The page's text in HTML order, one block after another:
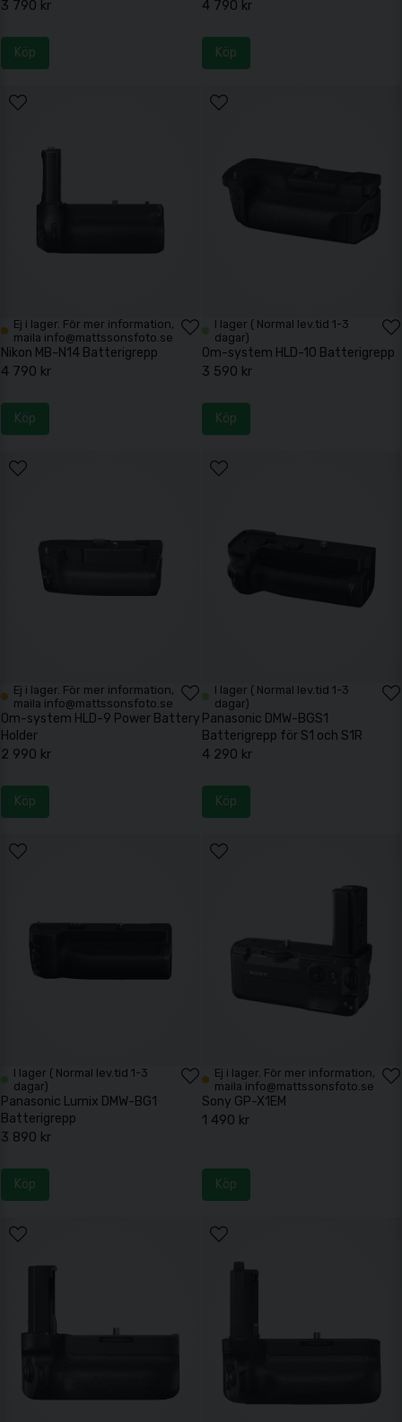
3 790 kr
Köp
4 790 kr
Köp
Ej i lager. För mer information,
maila info@mattssonsfoto.se
Nikon MB-N14 Batterigrepp
4 790 kr
Köp
I lager ( Normal lev.tid 1-3
dagar)
Om-system HLD-10 Batterigrepp
3 590 kr
Köp
Ej i lager. För mer information,
maila info@mattssonsfoto.se
Om-system HLD-9 Power Battery
Holder
2 990 kr
Köp
I lager ( Normal lev.tid 1-3
dagar)
Panasonic DMW-BGS1
Batterigrepp för S1 och S1R
4 290 kr
Köp
I lager ( Normal lev.tid 1-3
dagar)
Panasonic Lumix DMW-BG1
Batterigrepp
3 890 kr
Köp
Ej i lager. För mer information,
maila info@mattssonsfoto.se
Sony GP-X1EM
1 490 kr
Köp